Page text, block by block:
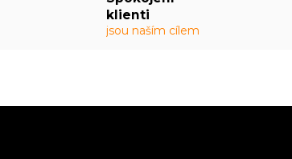
klienti
jsou naším cílem